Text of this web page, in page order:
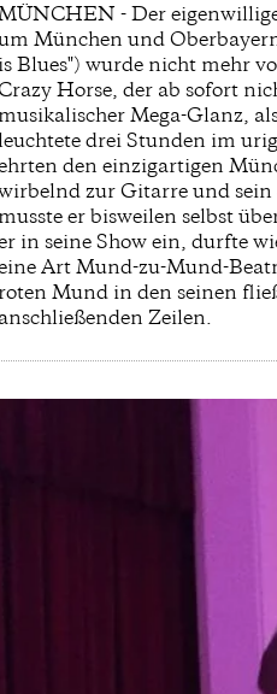
- Der
München und
is Blues") wurde nicht mehr
Horse, der ab sofort
musikalischer Mega-Glanz,
drei Stunden im
den einzigartigen
zur Gitarre und sein
musste er bisweilen selbst
in seine Show ein, durfte
Art Mund-zu-Mund-
roten Mund in den seinen
anschließenden Zeilen.